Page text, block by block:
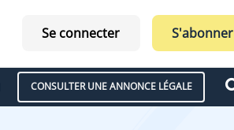
Se connecter S'abonner
CONSULTER UNE ANNONCE LÉGALE